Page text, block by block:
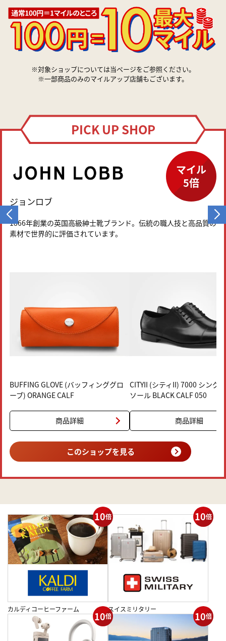
※対象ショップについては当ページをご参照ください。
※一部商品のみのマイルアップ店舗もございます。
PICK UP SHOP
リートメ
トリショ
＜イイスタンダード＞ トラベルセ
ット ST
商品詳細
マイル
5倍
ジョンロブ
1866年創業の英国高級紳士靴ブランド。伝統の職人技と高品質の
素材で世界的に評価されています。
BUFFING GLOVE (バッフィンググロ
ーブ) ORANGE CALF
商品詳細
CITYII (シティII) 7000 シング
ソール BLACK CALF 050
商品詳細
このショップを見る
専
10倍
カルディコーヒーファーム
10倍
スイスミリタリー
10倍 10倍